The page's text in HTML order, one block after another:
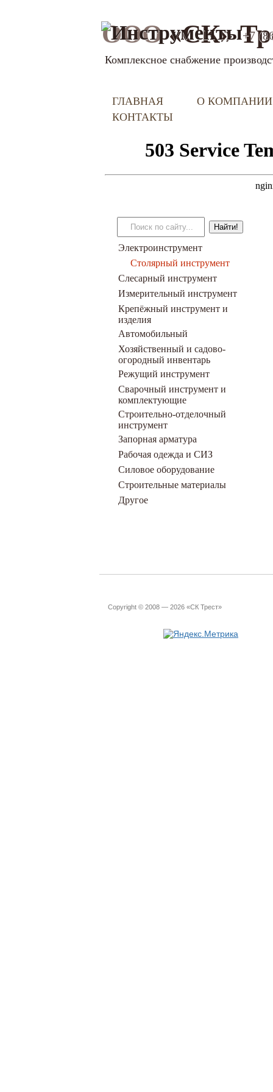
ООО«СК»
Комплексное снабжение
+7
ГЛАВНАЯ
О КОМПАНИИ
КОНТАКТЫ
Электроинструмент
Столярный инструмент
Слесарный инструмент
Измерительный инструмент
Крепёжный инструмент и
изделия
Автомобильный
Хозяйственный и садово-
огородный инвентарь
Режущий инструмент
Сварочный инструмент и
комплектующие
Строительно-отделочный
инструмент
Запорная арматура
Рабочая одежда и СИЗ
Силовое оборудование
Строительные материалы
Другое
Copyright © 2008 — 2026 «СК Трест»